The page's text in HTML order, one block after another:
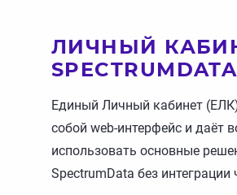
ЛИЧНЫЙ
SPECTRUMDATA
Единый Личный кабинет
собой web-интерфейс и даёт
использовать основные
SpectrumData без интеграции